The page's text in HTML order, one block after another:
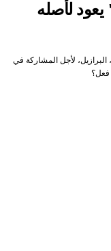
لأصله
البرازيل، لأجل المشاركة في